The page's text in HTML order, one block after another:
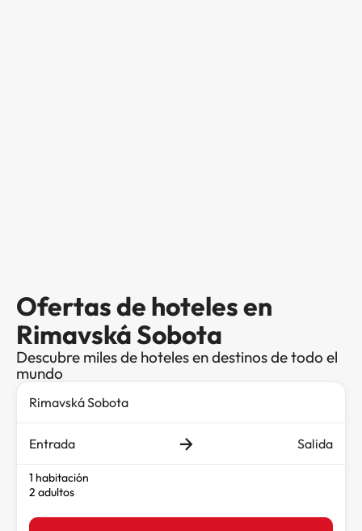
Ofertas de hoteles en
Rimavská Sobota
Descubre miles de hoteles en destinos de todo el
mundo
Entrada Salida
1 habitación
2 adultos